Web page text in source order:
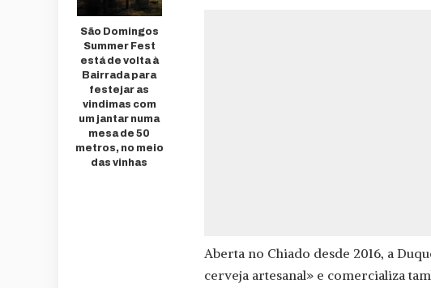
São Domingos
Summer Fest
está de volta à
Bairrada para
festejar as
vindimas com
um jantar numa
mesa de 50
metros, no meio
das vinhas
Aberta no Chiado desde 2016, a
cerveja artesanal» e comercializa